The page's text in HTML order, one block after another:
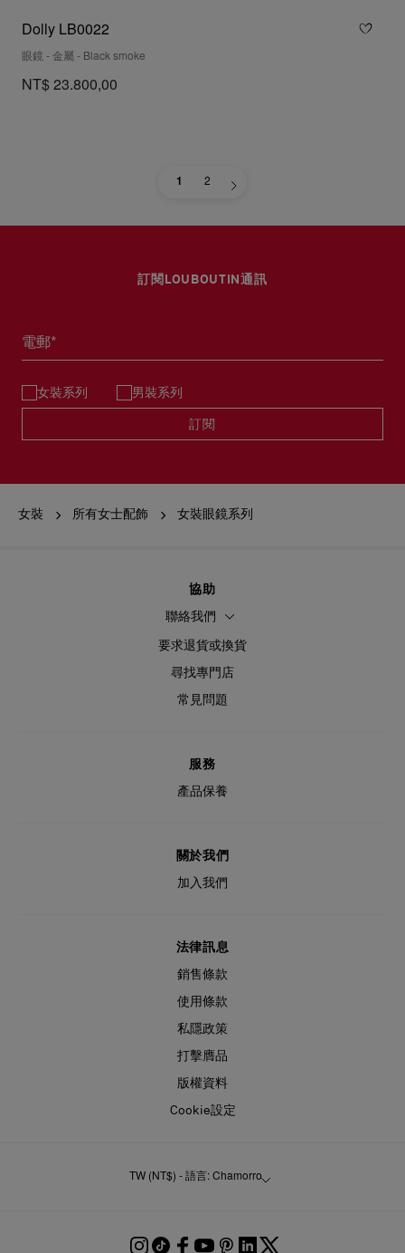
Dolly LB0022
眼鏡 - 金屬 - Black smoke
NT$ 23.800,00
1 2
訂閱LOUBOUTIN通訊
電郵*
女裝系列 男裝系列
訂閱
女裝 所有女士配飾 女裝眼鏡系列
協助
聯絡我們
要求退貨或換貨
尋找專門店
常見問題
服務
產品保養
關於我們
加入我們
法律訊息
銷售條款
使用條款
私隱政策
打擊膺品
版權資料
Cookie設定
TW (NT$) - 語言: Chamorro